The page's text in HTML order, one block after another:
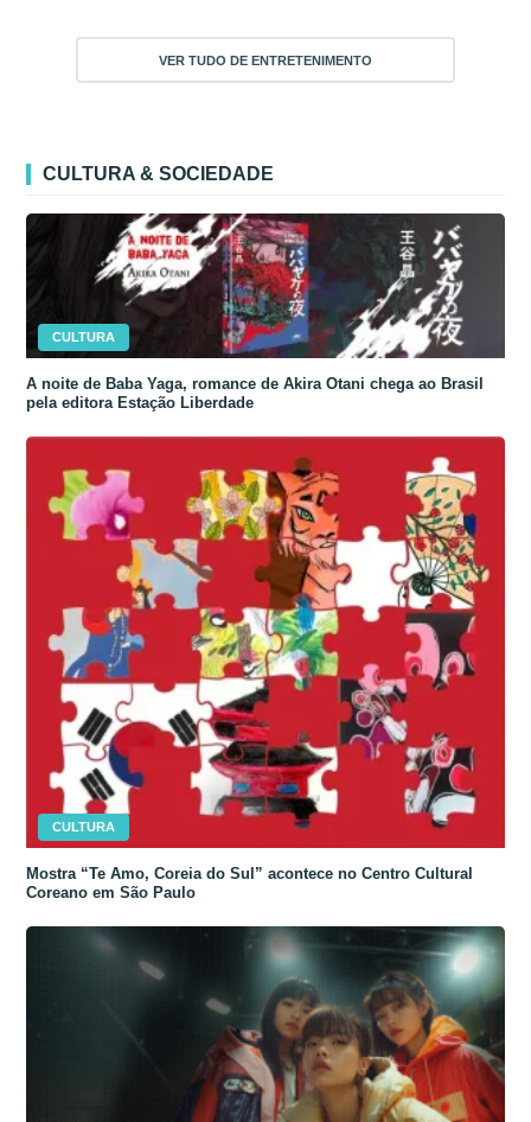
VER TUDO DE ENTRETENIMENTO
CULTURA & SOCIEDADE
CULTURA
A noite de Baba Yaga, romance de Akira Otani chega ao Brasil
pela editora Estação Liberdade
CULTURA
Mostra “Te Amo, Coreia do Sul” acontece no Centro Cultural
Coreano em São Paulo